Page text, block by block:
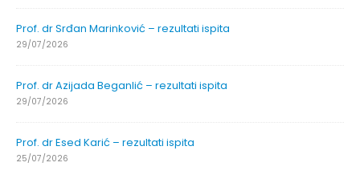
Prof. dr Srđan Marinković – rezultati ispita
29/07/2026
Prof. dr Azijada Beganlić – rezultati ispita
29/07/2026
Prof. dr Esed Karić – rezultati ispita
25/07/2026